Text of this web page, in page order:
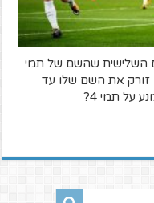
השלישית שהשם של תמי
זורק את השם שלו עד
על תמי 4?